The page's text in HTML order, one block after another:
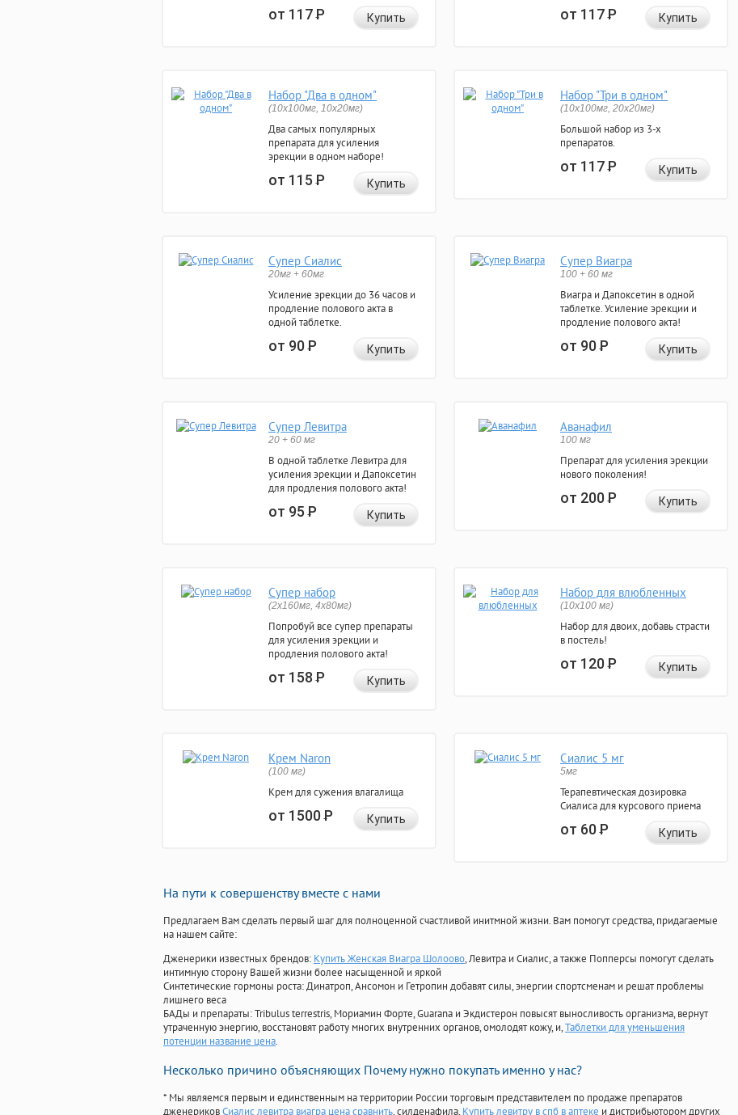
от 117Р Купить от 117Р Купить
Набор "Два в одном"
(10x100мг, 10x20мг)
Два самых популярных
препарата для усиления
эрекции в одном наборе!
от 115Р Купить
Набор "Три в одном"
(10x100мг, 20x20мг)
Большой набор из 3-х
препаратов.
от 117Р Купить
Супер Сиалис
20мг + 60мг
Усиление эрекции до 36 часов и
продление полового акта в
одной таблетке.
от 90Р Купить
Супер Виагра
100 + 60 мг
Виагра и Дапоксетин в одной
таблетке. Усиление эрекции и
продление полового акта!
от 90Р Купить
Супер Левитра
20 + 60 мг
В одной таблетке Левитра для
усиления эрекции и Дапоксетин
для продления полового акта!
от 95Р Купить
Аванафил
100 мг
Препарат для усиления эрекции
нового поколения!
от 200Р Купить
Супер набор
(2х160мг, 4х80мг)
Попробуй все супер препараты
для усиления эрекции и
продления полового акта!
от 158Р Купить
Набор для влюбленных
(10х100 мг)
Набор для двоих, добавь страсти
в постель!
от 120Р Купить
Крем Naron
(100 мг)
Крем для сужения влагалища
от 1500Р Купить
Сиалис 5 мг
5мг
Терапевтическая дозировка
Сиалиса для курсового приема
от 60Р Купить
На пути к совершенству вместе с нами
Предлагаем Вам сделать первый шаг для полноценной счастливой инитмной жизни. Вам помогут средства, придагаемые
на нашем сайте:
Дженерики известных брендов: Купить Женская Виагра Шолоово, Левитра и Сиалис, а также Попперсы помогут сделать
интимную сторону Вашей жизни более насыщенной и яркой
Синтетические гормоны роста: Динатроп, Ансомон и Гетропин добавят силы, энергии спортсменам и решат проблемы
лишнего веса
БАДы и препараты:Tribulus terrestris, Мориамин Форте, Guarana и Экдистерон повысят выносливость организма, вернут
утраченную энергию, восстановят работу многих внутренних органов, омолодят кожу, и,Таблетки для уменьшения
потенции название цена.
Несколько причино объясняющих Почему нужно покупать именно у нас?
* Мы являемся первым и единственным на территории России торговым представителем по продаже препаратов
дженериковСиалис левитра виагра цена сравнить, силденафила, Купить левитру в спб в аптеке и дистрибьютором других